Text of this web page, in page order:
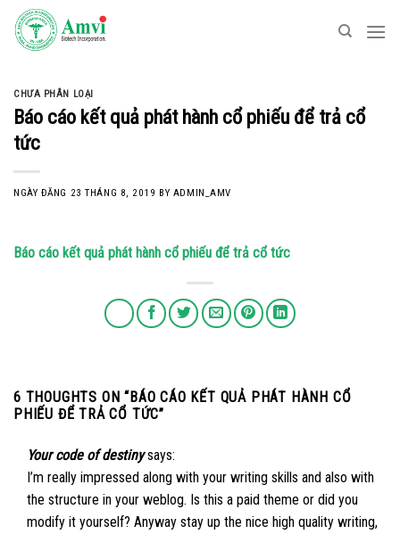
Skip
content
CHƯA PHÂN LOẠI
Báo cáo kết quả phát hành cổ phiếu để trả cổ
tức
NGÀY ĐĂNG 23 THÁNG 8, 2019 BY ADMIN_AMV
Báo cáo kết quả phát hành cổ phiếu để trả cổ tức
6 THOUGHTS ON “BÁO CÁO KẾT QUẢ PHÁT HÀNH CỔ
PHIẾU ĐỂ TRẢ CỔ TỨC”
Your code of destiny says:
I’m really impressed along with your writing skills and also with
the structure in your weblog. Is this a paid theme or did you
modify it yourself? Anyway stay up the nice high quality writing,